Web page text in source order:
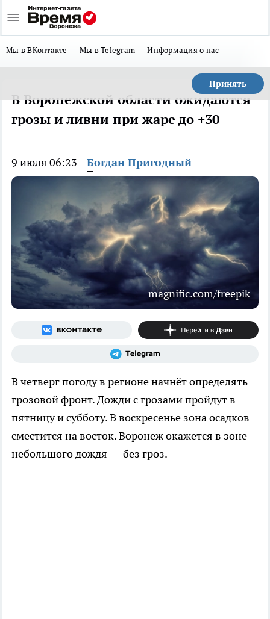
Мы в ВКонтакте Мы в Telegram Информация о нас
Принять
В Воронежской области ожидаются
грозы и ливни при жаре до +30
9 июля 06:23 Богдан Пригодный
magnific.com/freepik
В четверг погоду в регионе начнёт определять
грозовой фронт. Дожди с грозами пройдут в
пятницу и субботу. В воскресенье зона осадков
сместится на восток. Воронеж окажется в зоне
небольшого дождя — без гроз.